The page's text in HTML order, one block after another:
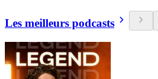
Les meilleurs podcasts